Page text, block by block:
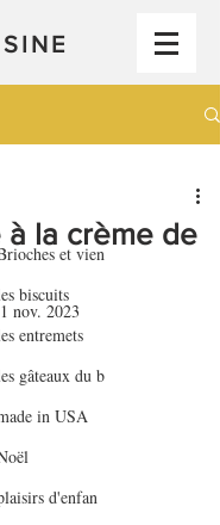
et vien
biscuits
entremets
gâteaux du b
in USA
d'enfan
la crème de
nov. 2023